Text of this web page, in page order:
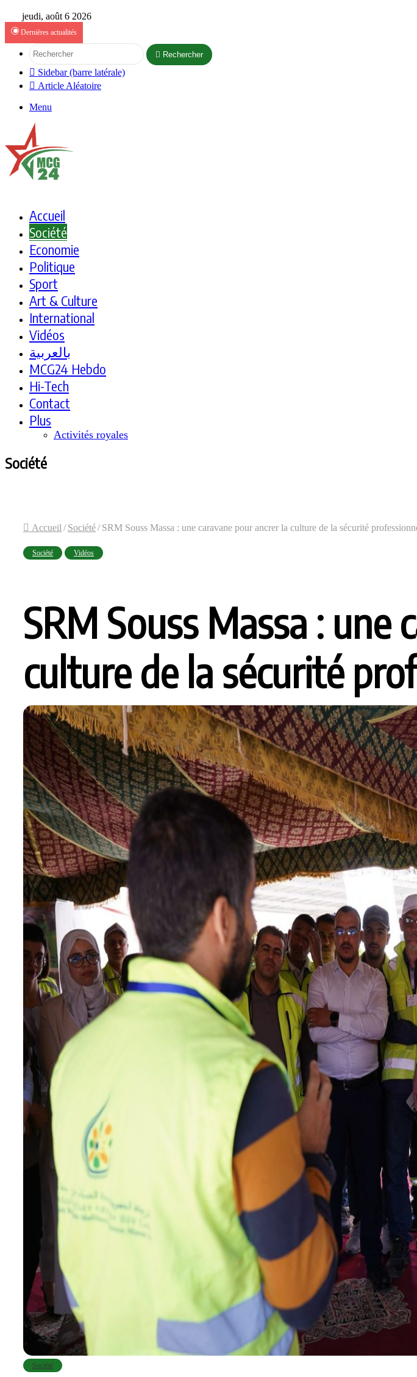
jeudi, août 6 2026
Dernières actualités
Rechercher
Sidebar (barre latérale)
Article Aléatoire
Menu
Accueil
Société
Economie
Politique
Sport
Art & Culture
International
Vidéos
بالعربية
MCG24 Hebdo
Hi-Tech
Contact
Plus
Activités royales
Société
Accueil / Société/ SRM Souss Massa : une caravane pour ancrer la culture de la sécurité
Société Vidéos
SRM Souss Massa : une
culture de la sécurité
Société